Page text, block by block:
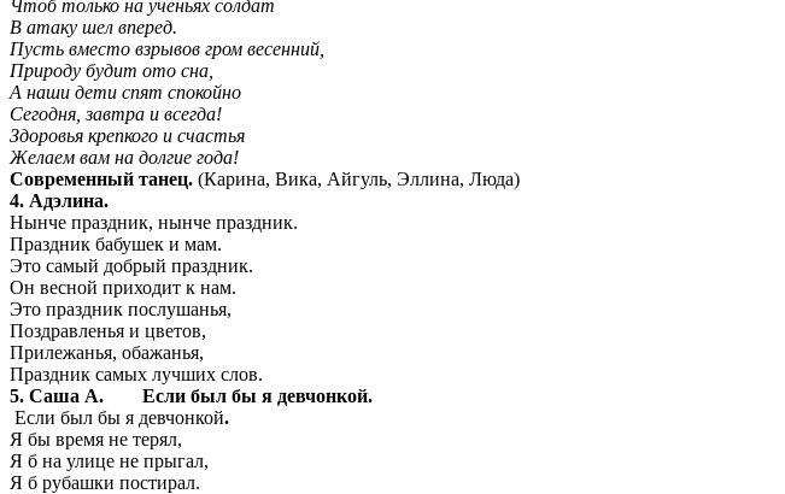
Чтоб только на ученьях солдат
В атаку шел вперед.
Пусть вместо взрывов гром весенний,
Природу будит ото сна,
А наши дети спят спокойно
Сегодня, завтра и всегда!
Здоровья крепкого и счастья
Желаем вам на долгие года!
Современный танец. (Карина, Вика, Айгуль, Эллина, Люда)
4. Адэлина.
Нынче праздник, нынче праздник.
Праздник бабушек и мам.
Это самый добрый праздник.
Он весной приходит к нам.
Это праздник послушанья,
Поздравленья и цветов,
Прилежанья, обажанья,
Праздник самых лучших слов.
5. Саша А. Если был бы я девчонкой.
Если был бы я девчонкой.
Я бы время не терял,
Я б на улице не прыгал,
Я б рубашки постирал.